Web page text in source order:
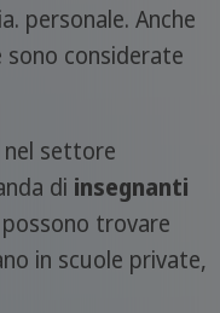
personale. Anche
considerate
nel settore
di insegnanti
trovare
in scuole private,